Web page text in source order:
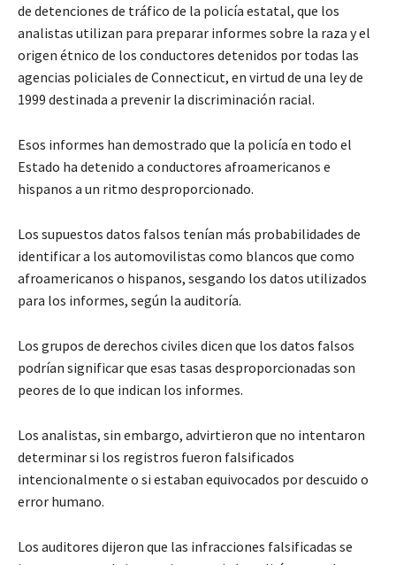
de detenciones de tráfico de la policía estatal, que los
analistas utilizan para preparar informes sobre la raza y el
origen étnico de los conductores detenidos por todas las
agencias policiales de Connecticut, en virtud de una ley de
1999 destinada a prevenir la discriminación racial.
Esos informes han demostrado que la policía en todo el
Estado ha detenido a conductores afroamericanos e
hispanos a un ritmo desproporcionado.
Los supuestos datos falsos tenían más probabilidades de
identificar a los automovilistas como blancos que como
afroamericanos o hispanos, sesgando los datos utilizados
para los informes, según la auditoría.
Los grupos de derechos civiles dicen que los datos falsos
podrían significar que esas tasas desproporcionadas son
peores de lo que indican los informes.
Los analistas, sin embargo, advirtieron que no intentaron
determinar si los registros fueron falsificados
intencionalmente o si estaban equivocados por descuido o
error humano.
Los auditores dijeron que las infracciones falsificadas se